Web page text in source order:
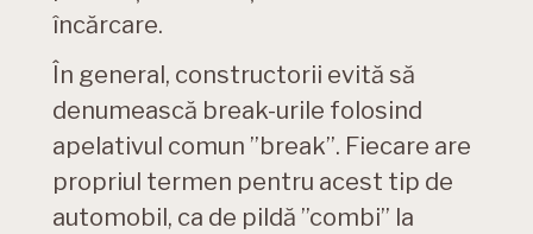
încărcare.
În general, constructorii evită să
denumească break-urile folosind
apelativul comun ”break”. Fiecare are
propriul termen pentru acest tip de
automobil, ca de pildă ”combi” la